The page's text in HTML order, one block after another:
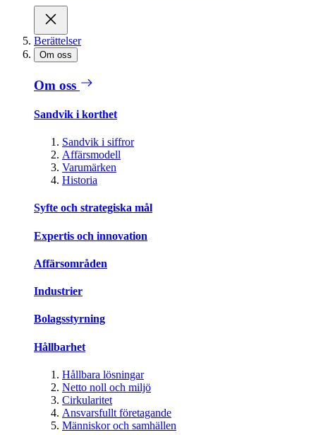
Berättelser
Om oss
Om oss
Sandvik i korthet
Sandvik i siffror
Affärsmodell
Varumärken
Historia
Syfte och strategiska mål
Expertis och innovation
Affärsområden
Industrier
Bolagsstyrning
Hållbarhet
Hållbara lösningar
Netto noll och miljö
Cirkularitet
Ansvarsfullt företagande
Människor och samhällen